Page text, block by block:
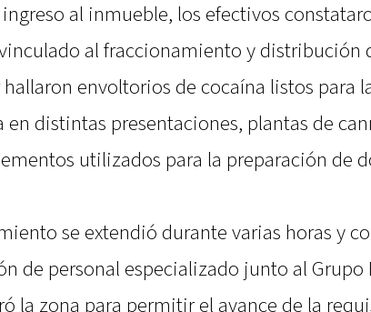
al inmueble, los efectivos
al fraccionamiento y distribución
hallaron envoltorios de cocaína listos para
en distintas presentaciones, plantas de
utilizados para la preparación de
se extendió durante varias horas y
de personal especializado junto al Grupo
la zona para permitir el avance de la